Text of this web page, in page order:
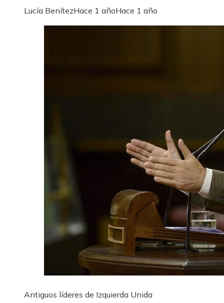
Lucía BenítezHace 1 añoHace 1 año
Antiguos líderes de Izquierda Unida